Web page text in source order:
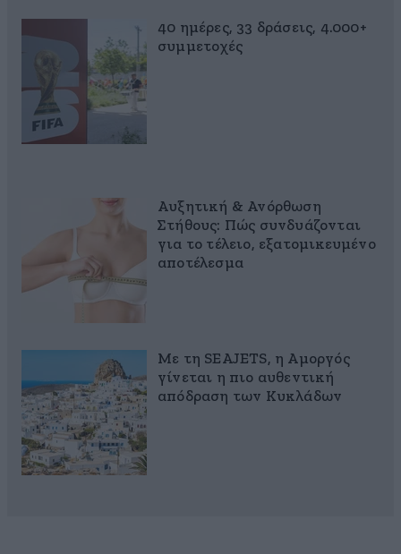
40 ημέρες, 33 δράσεις, 4.000+
συμμετοχές
Αυξητική & Ανόρθωση
Στήθους: Πώς συνδυάζονται
για το τέλειο, εξατομικευμένο
αποτέλεσμα
Με τη SEAJETS, η Αμοργός
γίνεται η πιο αυθεντική
απόδραση των Κυκλάδων